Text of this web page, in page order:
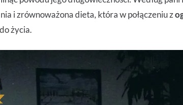
i zrównoważona dieta, która w połączeniu z
życia.